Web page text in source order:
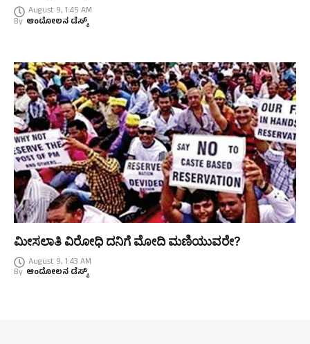
August 9, 1:45 AM
By ಆಂದೋಲನ ಡೆಸ್ಕ್
ಮೀಸಲಾತಿ ವಿರೋಧಿ ದನಿಗೆ ಮೋದಿ ಮಣಿಯುವರೇ?
August 9, 1:43 AM
By ಆಂದೋಲನ ಡೆಸ್ಕ್